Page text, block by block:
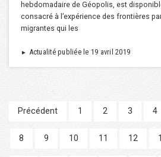
hebdomadaire de Géopolis, est
consacré à l’expérience des frontières
migrantes qui les
► Actualité publiée le 19 avril 2019
Précédent 1 2 3 4
8 9 10 11 12